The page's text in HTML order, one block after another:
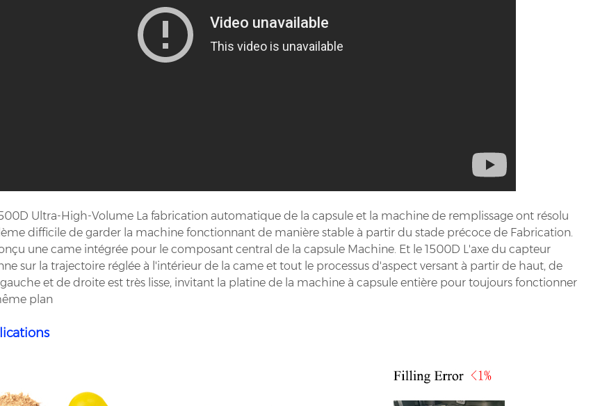
Ultra-High-Volume La fabrication automatique de la capsule et la machine de remplissage ont résolu
difficile de garder la machine fonctionnant de manière stable à partir du stade précoce de Fabrication.
une came intégrée pour le composant central de la capsule Machine. Et le 1500D L'axe du capteur
sur la trajectoire réglée à l'intérieur de la came et tout le processus d'aspect versant à partir de haut, de
gauche et de droite est très lisse, invitant la platine de la machine à capsule entière pour toujours fonctionner
plan